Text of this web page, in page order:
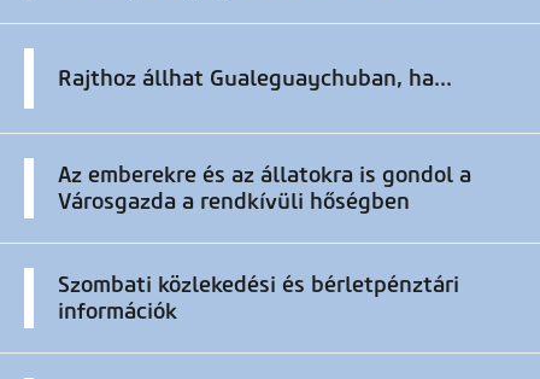
Rajthoz állhat Gualeguaychuban, ha...
Az emberekre és az állatokra is gondol a
Városgazda a rendkívüli hőségben
Szombati közlekedési és bérletpénztári
információk